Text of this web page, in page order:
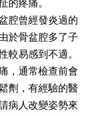
的疼痛。
腔曾經發炎過的
於骨盆腔多了子
較易感到不適。
，通常檢查前會
劑，有經驗的醫
病人改變姿勢來